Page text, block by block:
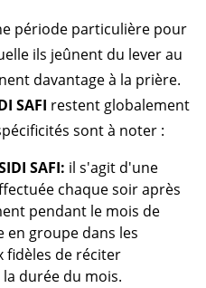
période particulière pour
ils jeûnent du lever au
davantage à la prière.
SAFI restent globalement
sont à noter :
SAFI: il s'agit d'une
chaque soir après
pendant le mois de
en groupe dans les
fidèles de réciter
durée du mois.